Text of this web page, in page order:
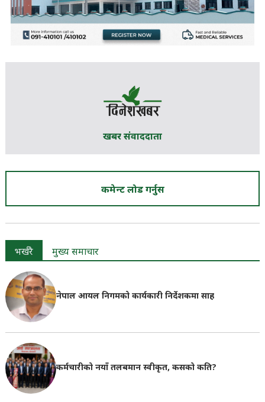
खबर संवाददाता
कमेन्ट लोड गर्नुस
भर्खरै मुख्य समाचार
नेपाल आयल निगमको कार्यकारी निर्देशकमा साह
कर्मचारीको नयाँ तलबमान स्वीकृत, कसको कति?